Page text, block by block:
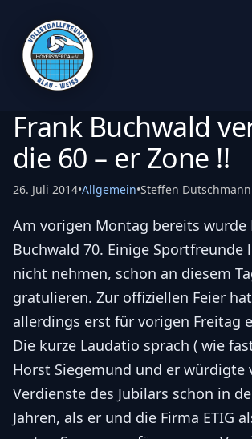
Frank Buchwald
die 60 – er Zone !!
26. Juli 2014•Allgemein•Steffen Dutschmann
Am vorigen Montag bereits wurde
Buchwald 70. Einige Sportfreunde
nicht nehmen, schon an diesem
gratulieren. Zur offiziellen Feier
allerdings erst für vorigen Freitag
Die kurze Laudatio sprach ( wie
Horst Siegemund und er würdigte
Verdienste des Jubilars schon in
Jahren, als er und die Firma ETIG